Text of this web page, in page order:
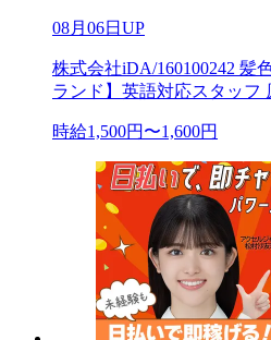
08月06日UP
株式会社iDA/160100242 髪
ランド】英語対応スタッフ
時給1,500円〜1,600円